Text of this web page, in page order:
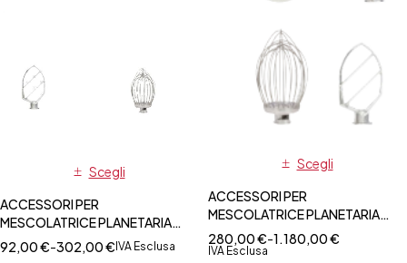
Scegli
ACCESSORI PER
MESCOLATRICE PLANETARIA
DMIX
92,00€-302,00€IVA Esclusa
Scegli
ACCESSORI PER
MESCOLATRICE PLANETARIA
MB40 - MBE40 DITO
SAMA/ZANUSSI
280,00€-1.180,00€
IVA Esclusa